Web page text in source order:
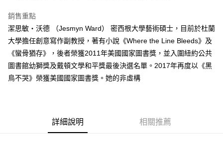
宅配
每筆NT$100，滿NT$499(含以上)免運費
銷售重點
潔思敏‧沃德 （Jesmyn Ward） 密西根大學藝術碩士，目前於杜蘭
大學擔任創意寫作副教授，著有小說《Where the Line Bleeds》及
《蠻骨猶存》，後者榮獲2011年美國國家圖書獎，並入圍紐約公共
圖書館幼獅獎及戴頓文學和平獎最後決選名單。2017年再度以《黑
鳥不哭》榮獲美國國家圖書獎。她的非虛構
詳細說明 相關推薦